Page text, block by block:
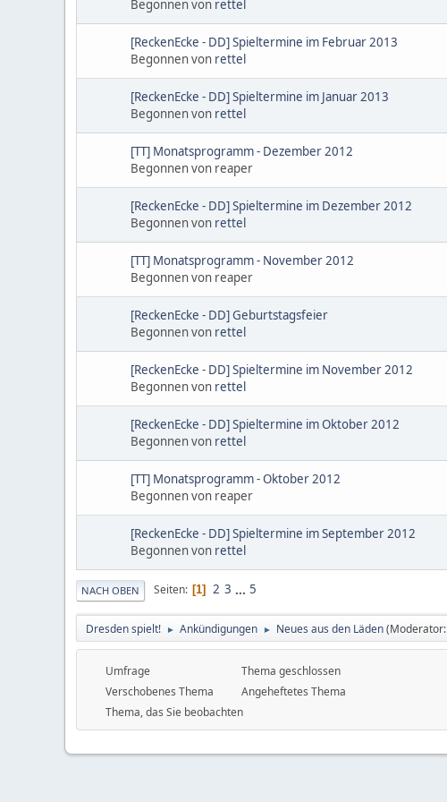
Begonnen von rettel
[ReckenEcke - DD] Spieltermine im Februar 2013
Begonnen von rettel
[ReckenEcke - DD] Spieltermine im Januar 2013
Begonnen von rettel
[TT] Monatsprogramm - Dezember 2012
Begonnen von reaper
[ReckenEcke - DD] Spieltermine im Dezember 2012
Begonnen von rettel
[TT] Monatsprogramm - November 2012
Begonnen von reaper
[ReckenEcke - DD] Geburtstagsfeier
Begonnen von rettel
[ReckenEcke - DD] Spieltermine im November 2012
Begonnen von rettel
[ReckenEcke - DD] Spieltermine im Oktober 2012
Begonnen von rettel
[TT] Monatsprogramm - Oktober 2012
Begonnen von reaper
[ReckenEcke - DD] Spieltermine im September 2012
Begonnen von rettel
NACH OBEN Seiten 1 2 3 ... 5
Dresden spielt! ► Ankündigungen ► Neues aus den Läden(Moderator:
Umfrage
Verschobenes Thema
Thema geschlossen
Angeheftetes Thema
Thema, das Sie beobachten